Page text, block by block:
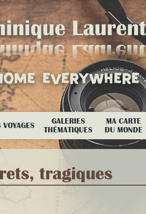
VOYAGES
GALERIES
THÉMATIQUES
MA CARTE
DU MONDE
tragiques